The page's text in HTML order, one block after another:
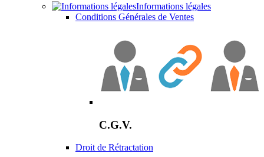
Informations légales
Conditions Générales de Ventes
C.G.V.
Droit de Rétractation